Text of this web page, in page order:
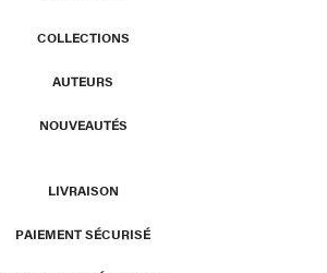
COLLECTIONS
AUTEURS
NOUVEAUTÉS
LIVRAISON
PAIEMENT SÉCURISÉ